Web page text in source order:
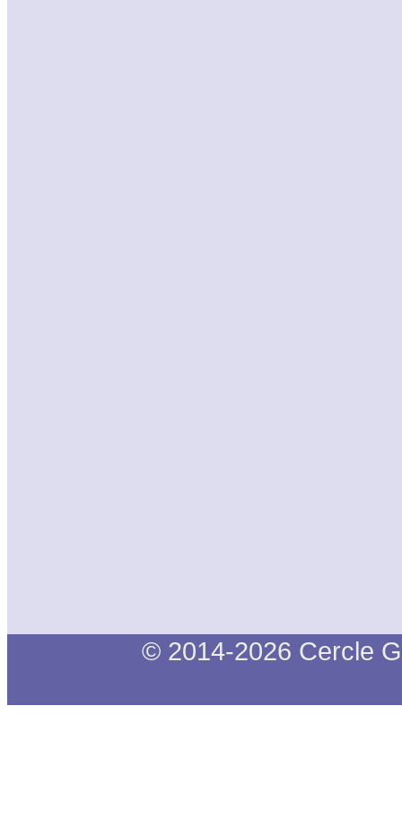
© 2014-2026 Cercle